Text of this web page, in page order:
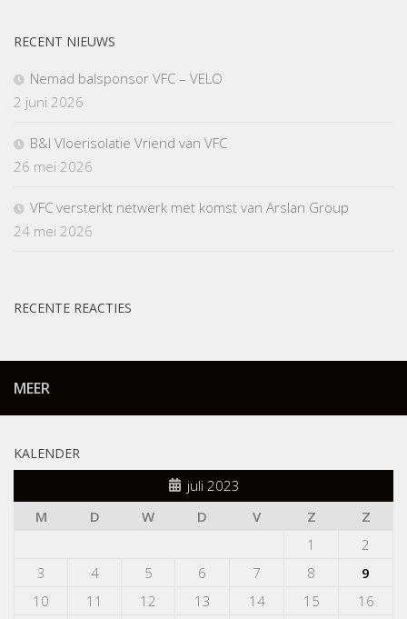
RECENT NIEUWS
Nemad balsponsor VFC – VELO
2 juni 2026
B&I Vloerisolatie Vriend van VFC
26 mei 2026
VFC versterkt netwerk met komst van Arslan Group
24 mei 2026
RECENTE REACTIES
MEER
KALENDER
juli 2023
M
D W D V Z
Z
1
2
3
4 5 6 7 8
9
10
11 12 13 14 15
16